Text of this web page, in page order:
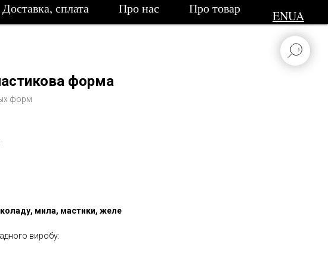
Доставка, сплата Про нас
Про товар
ENUA
форма
форм
мила, мастики, желе
виробу: